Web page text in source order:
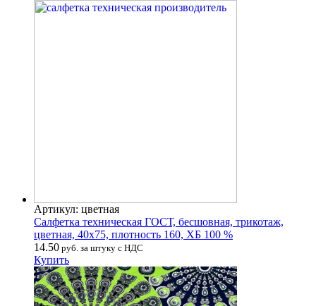
Артикул: цветная
Салфетка техническая ГОСТ, бесшовная, трикотаж,
цветная, 40х75, плотность 160, ХБ 100 %
14.50 руб. за штуку с НДС
Купить